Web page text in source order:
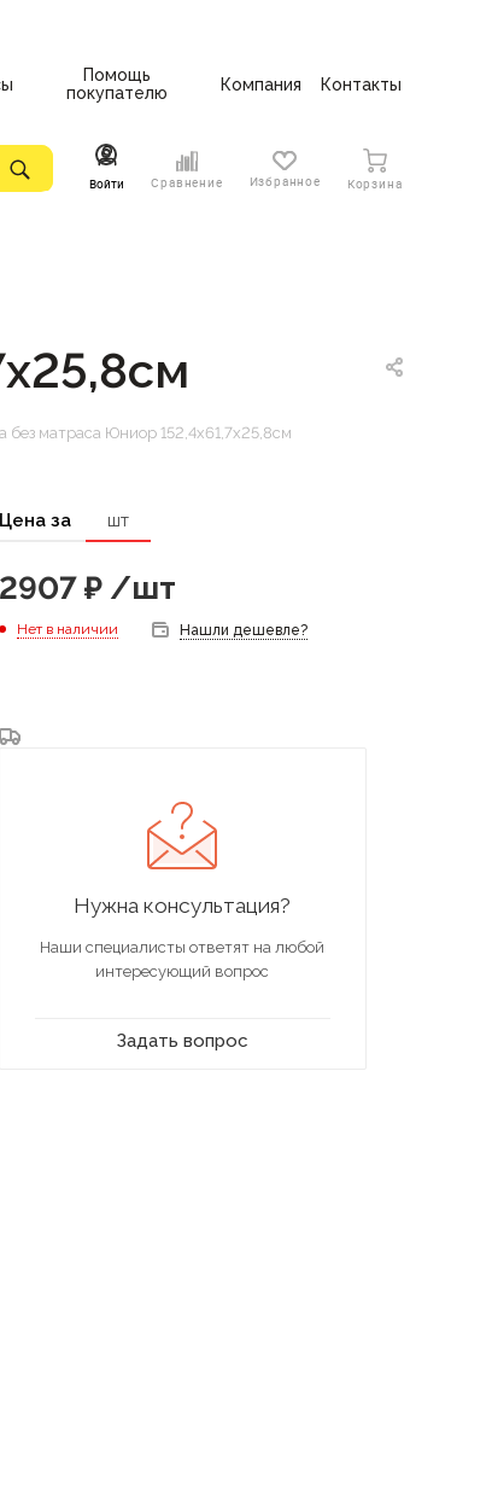
Помощь
покупателю
Компания Контакты
Войти Сравнение Избранное Корзина
без матраса Юниор 152,4х61,7х25,8см
Цена за шт
2907₽/шт
Нет в наличии Нашли дешевле?
Нужна консультация?
Наши специалисты ответят на любой
интересующий вопрос
Задать вопрос